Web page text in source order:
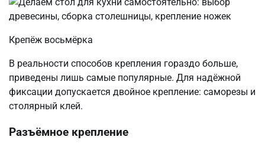
Крепёж восьмёрка
В реальности способов крепления гораздо больше,
приведены лишь самые популярные. Для надёжной
фиксации допускается двойное крепление: саморезы и
столярный клей.
Разъёмное крепление